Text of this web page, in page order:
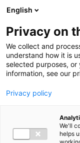
Ga direct naar de
English
Privacy on
We collect and
understand how it is
selected purposes, or
information, see our
Privacy policy
We'll
helps